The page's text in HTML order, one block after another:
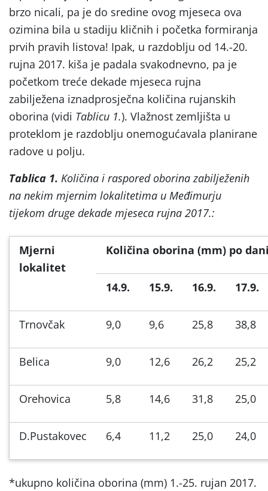
brzo nicali, pa je do sredine ovog mjeseca ova
ozimina bila u stadiju kličnih i početka formiranja
prvih pravih listova! Ipak, u razdoblju od 14.-20.
rujna 2017. kiša je padala svakodnevno, pa je
početkom treće dekade mjeseca rujna
zabilježena iznadprosječna količina rujanskih
oborina (vidi Tablicu 1.). Vlažnost zemljišta u
proteklom je razdoblju onemogućavala planirane
radove u polju.
Tablica 1. Količina i raspored oborina zabilježenih
na nekim mjernim lokalitetima u Međimurju
tijekom druge dekade mjeseca rujna 2017.:
Mjerni
lokalitet
Količina oborina (mm) po
14.9. 15.9. 16.9. 17.9.
Trnovčak 9,0 9,6 25,8 38,8
Belica 9,0 12,6 26,2 25,2
Orehovica 5,8 14,6 31,8 25,0
D.Pustakovec 6,4 11,2 25,0 24,0
*ukupno količina oborina (mm) 1.-25. rujan 2017.